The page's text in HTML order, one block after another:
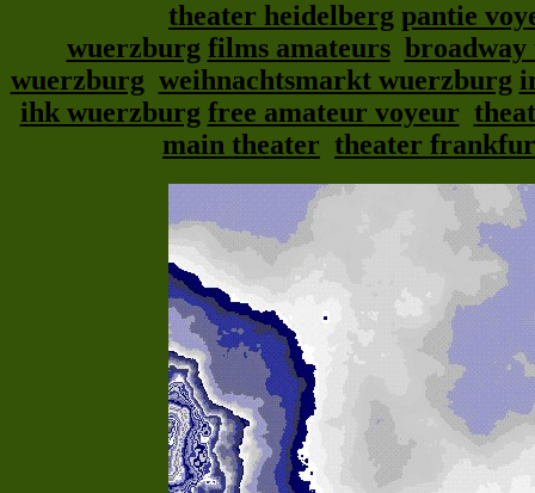
theater heidelberg pantie
wuerzburg films amateurs
wuerzburg weihnachtsmarkt wuerzburg
ihk wuerzburg free amateur voyeur
main theater theater